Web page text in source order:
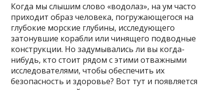
Когда мы слышим слово «водолаз», на ум часто
приходит образ человека, погружающегося на
глубокие морские глубины, исследующего
затонувшие корабли или чинящего подводные
конструкции. Но задумывались ли вы когда-
нибудь, кто стоит рядом с этими отважными
исследователями, чтобы обеспечить их
безопасность и здоровье? Вот тут и появляется